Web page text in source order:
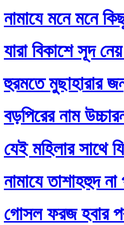
নামাযে মনে মনে
যারা বিকাশে সূদ
হুরমতে মুছাহারার
বড়পিরের নাম
যেই মহিলার সাথে
নামাযে তাশাহহুদ
গোসল ফরজ হবার